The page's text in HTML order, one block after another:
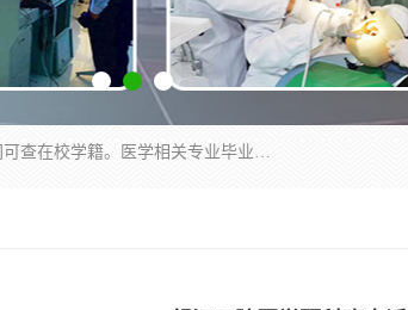
通过医学类院校正规录取从而获取统招全日制大专、本科，学信网可查在校学籍。医学相关专业毕业后可参加执业助理医师与执业医师证书考试（如口腔医学、临床医学、中医学等专业）.